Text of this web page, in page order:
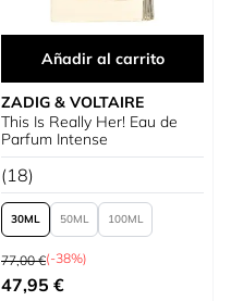
Añadir al carrito
ZADIG & VOLTAIRE
This Is Really Her! Eau de
Parfum Intense
(18)
30 50 100
Precio habitual
77,00 €(-38%)
Tan bajo como
47,95 €